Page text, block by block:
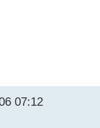
07:12